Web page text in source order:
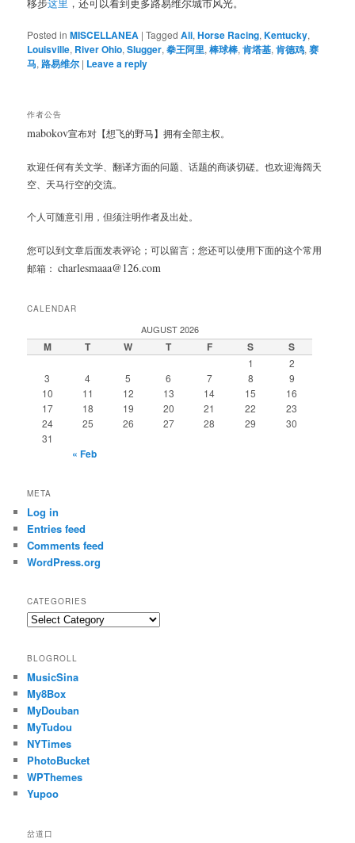
Posted in MISCELLANEA |Tagged Ali,Horse Racing,Kentucky,
Louisville, River Ohio,Slugger,拳王阿里,棒球棒,肯塔基,肯德鸡,赛
马,路易维尔 | Leave a reply
作者公告
mabokov宣布对【想飞的野马】拥有全部主权。
欢迎任何有关文学、翻译方面的问题、话题的商谈切磋。也欢迎海阔天
空、天马行空的交流。
个人可随意引用，但须注明作者及出处。
您可以到文章后面发表评论；可以留言；您还可以使用下面的这个常用
邮箱： charlesmaaa@126.com
CALENDAR
AUGUST 2026
M T W T F S S
1
2
3
4 5 6 7 8
9
10
11 12 13 14 15
16
17
18 19 20 21 22
23
24
25 26 27 28 29
30
31
« Feb
META
Log in
Entries feed
Comments feed
WordPress.org
CATEGORIES
Categories
BLOGROLL
MusicSina
My8Box
MyDouban
MyTudou
NYTimes
PhotoBucket
WPThemes
Yupoo
岔道口